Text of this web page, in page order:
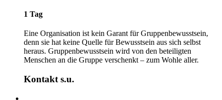
1 Tag
Eine Organisation ist kein Garant für Gruppenbewusstsein,
denn sie hat keine Quelle für Bewusstsein aus sich selbst
heraus. Gruppenbewusstsein wird von den beteiligten
Menschen an die Gruppe verschenkt – zum Wohle aller.
Kontakt s.u.